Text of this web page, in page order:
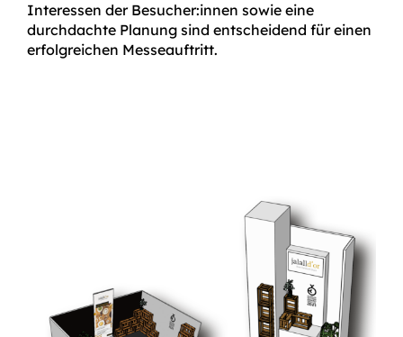
Interessen der Besucher:innen sowie eine
durchdachte Planung sind entscheidend für einen
erfolgreichen Messeauftritt.